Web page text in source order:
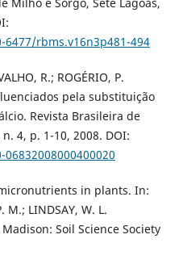
rbms.v16n3p481-494
R.; ROGÉRIO, P.
pela substituição
Revista Brasileira de
4, p. 1-10, 2008. DOI:
in plants. In:
M.; LINDSAY, W. L.
Soil Science Society